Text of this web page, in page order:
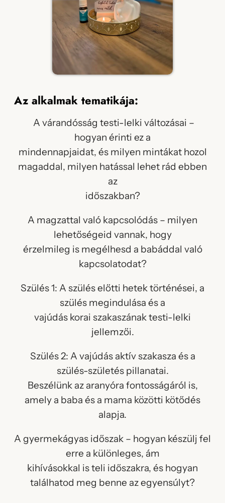
Az alkalmak tematikája:
A várandósság testi-lelki változásai –
hogyan érinti ez a
mindennapjaidat, és milyen mintákat hozol
magaddal, milyen hatással lehet rád ebben
az
időszakban?
A magzattal való kapcsolódás – milyen
lehetőségeid vannak, hogy
érzelmileg is megélhesd a babáddal való
kapcsolatodat?
Szülés 1: A szülés előtti hetek történései, a
szülés megindulása és a
vajúdás korai szakaszának testi-lelki
jellemzői.
Szülés 2: A vajúdás aktív szakasza és a
szülés-születés pillanatai.
Beszélünk az aranyóra fontosságáról is,
amely a baba és a mama közötti kötődés
alapja.
A gyermekágyas időszak – hogyan készülj fel
erre a különleges, ám
kihívásokkal is teli időszakra, és hogyan
találhatod meg benne az egyensúlyt?